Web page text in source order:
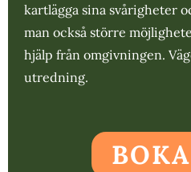
kartlägga sina svårigheter
man också större
hjälp från omgivningen.
utredning.